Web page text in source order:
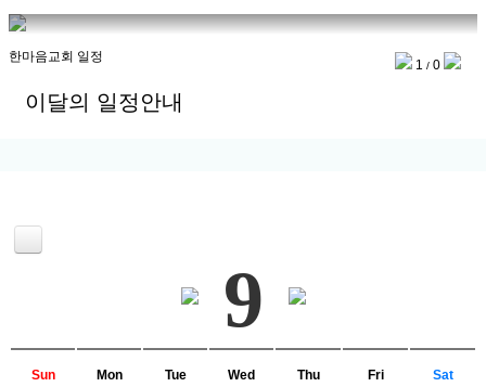
한마음교회 일정
이달의 일정안내
1 / 0
9
Sun Mon Tue Wed Thu Fri Sat